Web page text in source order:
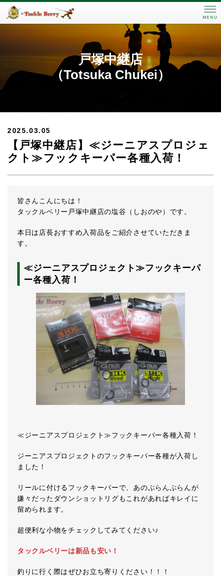
MENU
戸塚中継店
（Totsuka Chukei）
2025.03.05
【戸塚中継店】≪ジーニアスプロジェ
クト≫フックキーパー各種入荷！
皆さんこんにちは！
タックルベリー戸塚中継店の塩谷（しおのや）です。
本日は店長おすすめ入荷品をご紹介させていただきま
す。
≪ジーニアスプロジェクト≫フックキーパ
ー各種入荷！
≪ジーニアスプロジェクト≫フックキーパー各種入荷！
ジーニアスプロジェクトのフックキーパー各種が入荷し
ました！
リールに付けるフックキーパーで、あのぶらんぶらんが
嫌々だったダウンショットリグもこれがあればキレイに
留められます。
超便利な小物をチェックしてみてください♪
タックルベリーは新品も安い！
釣りに行く際はぜひお立ち寄りください！！！